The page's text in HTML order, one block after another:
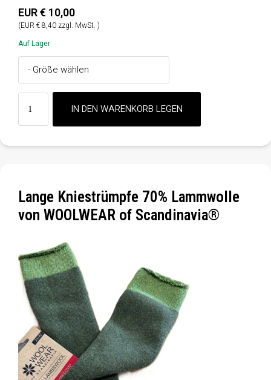
EUR € 10,00
(EUR € 8,40 zzgl. MwSt. )
Auf Lager
Lange Kniestrümpfe 70% Lammwolle
von WOOLWEAR of Scandinavia®